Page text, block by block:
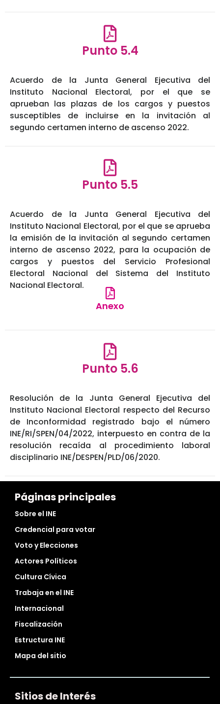
Punto 5.4
Acuerdo de la Junta General Ejecutiva del
Instituto Nacional Electoral, por el que se
aprueban las plazas de los cargos y puestos
susceptibles de incluirse en la invitación al
segundo certamen interno de ascenso 2022.
Punto 5.5
Acuerdo de la Junta General Ejecutiva del
Instituto Nacional Electoral, por el que se aprueba
la emisión de la invitación al segundo certamen
interno de ascenso 2022, para la ocupación de
cargos y puestos del Servicio Profesional
Electoral Nacional del Sistema del Instituto
Nacional Electoral.
Anexo
Punto 5.6
Resolución de la Junta General Ejecutiva del
Instituto Nacional Electoral respecto del Recurso
de Inconformidad registrado bajo el número
INE/RI/SPEN/04/2022, interpuesto en contra de la
resolución recaída al procedimiento laboral
disciplinario INE/DESPEN/PLD/06/2020.
Páginas principales
Sobre el INE
Credencial para votar
Voto y Elecciones
Actores Políticos
Cultura Cívica
Trabaja en el INE
Internacional
Fiscalización
Estructura INE
Mapa del sitio
Sitios de Interés